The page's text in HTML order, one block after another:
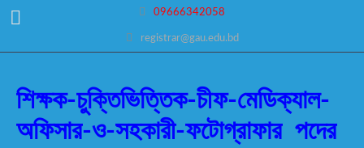
09666342058
registrar@gau.edu.bd
শিক্ষক-চুক্তিভিত্তিক-চীফ-মেডিক্যাল-
অফিসার-ও-সহকারী-ফটোগ্রাফার পদের